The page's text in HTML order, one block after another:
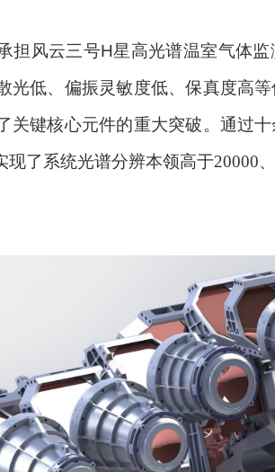
担风云三号H星高光谱温室气体
光低、偏振灵敏度低、保真度高
关键核心元件的重大突破。 通过
了系统光谱分辨本领高于20000